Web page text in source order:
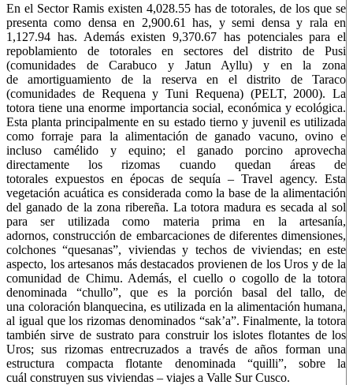
En el Sector Ramis existen 4,028.55 has de totorales, de los que se
presenta como densa en 2,900.61 has, y semi densa y rala en
1,127.94 has. Además existen 9,370.67 has potenciales para el
repoblamiento de totorales en sectores del distrito de Pusi
(comunidades de Carabuco y Jatun Ayllu) y en la zona
de amortiguamiento de la reserva en el distrito de Taraco
(comunidades de Requena y Tuni Requena) (PELT, 2000). La
totora tiene una enorme importancia social, económica y ecológica.
Esta planta principalmente en su estado tierno y juvenil es utilizada
como forraje para la alimentación de ganado vacuno, ovino e
incluso camélido y equino; el ganado porcino aprovecha
directamente los rizomas cuando quedan áreas de
totorales expuestos en épocas de sequía – Travel agency. Esta
vegetación acuática es considerada como la base de la alimentación
del ganado de la zona ribereña. La totora madura es secada al sol
para ser utilizada como materia prima en la artesanía,
adornos, construcción de embarcaciones de diferentes dimensiones,
colchones “quesanas”, viviendas y techos de viviendas; en este
aspecto, los artesanos más destacados provienen de los Uros y de la
comunidad de Chimu. Además, el cuello o cogollo de la totora
denominada “chullo”, que es la porción basal del tallo, de
una coloración blanquecina, es utilizada en la alimentación humana,
al igual que los rizomas denominados “sak’a”. Finalmente, la totora
también sirve de sustrato para construir los islotes flotantes de los
Uros; sus rizomas entrecruzados a través de años forman una
estructura compacta flotante denominada “quilli”, sobre la
cuál construyen sus viviendas – viajes a Valle Sur Cusco.